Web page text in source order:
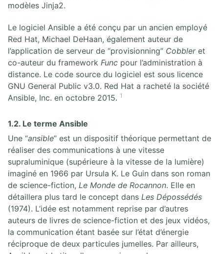
modèles Jinja2.
Le logiciel Ansible a été conçu par un ancien employé
Red Hat, Michael DeHaan, également auteur de
l’application de serveur de “provisionning” Cobbleret
co-auteur du framework Func pour l’administration à
distance. Le code source du logiciel est sous licence
GNU General Public v3.0. Red Hat a racheté la société
Ansible, Inc. en octobre 2015. 1
1.2. Le terme Ansible
Une “ansible” est un dispositif théorique permettant de
réaliser des communications à une vitesse
supraluminique (supérieure à la vitesse de la lumière)
imaginé en 1966 par Ursula K. Le Guin dans son roman
de science-fiction, Le Monde de Rocannon. Elle en
détaillera plus tard le concept dans Les Dépossédés
(1974). L’idée est notamment reprise par d’autres
auteurs de livres de science-fiction et des jeux vidéos,
la communication étant basée sur l’état d’énergie
réciproque de deux particules jumelles. Par ailleurs,